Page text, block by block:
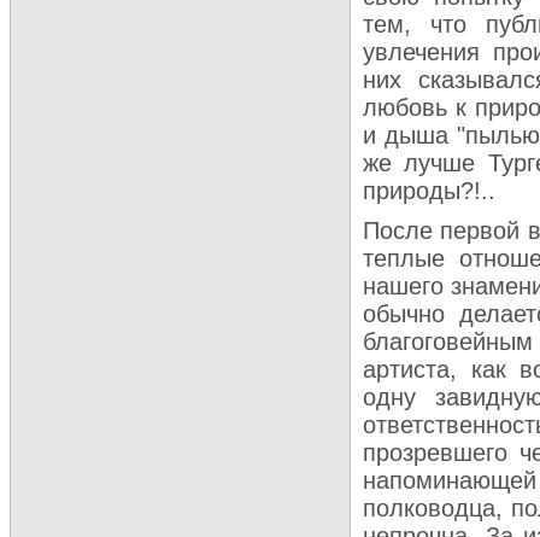
тем, что
увлечения
них
любовь к
и дыша
же лучше
природы?!..
После первой
теплые
нашего
обычно
артиста, как
одну
прозревшего
полководца,